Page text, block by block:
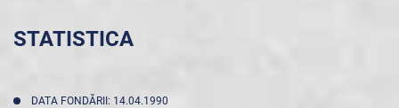
STATISTICA
DATA FONDĂRII: 14.04.1990